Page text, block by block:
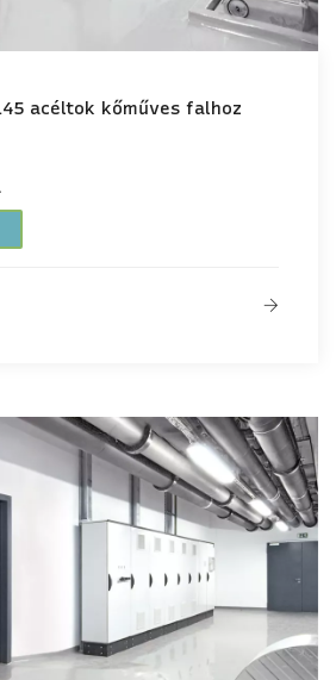
145 acéltok kőműves falhoz